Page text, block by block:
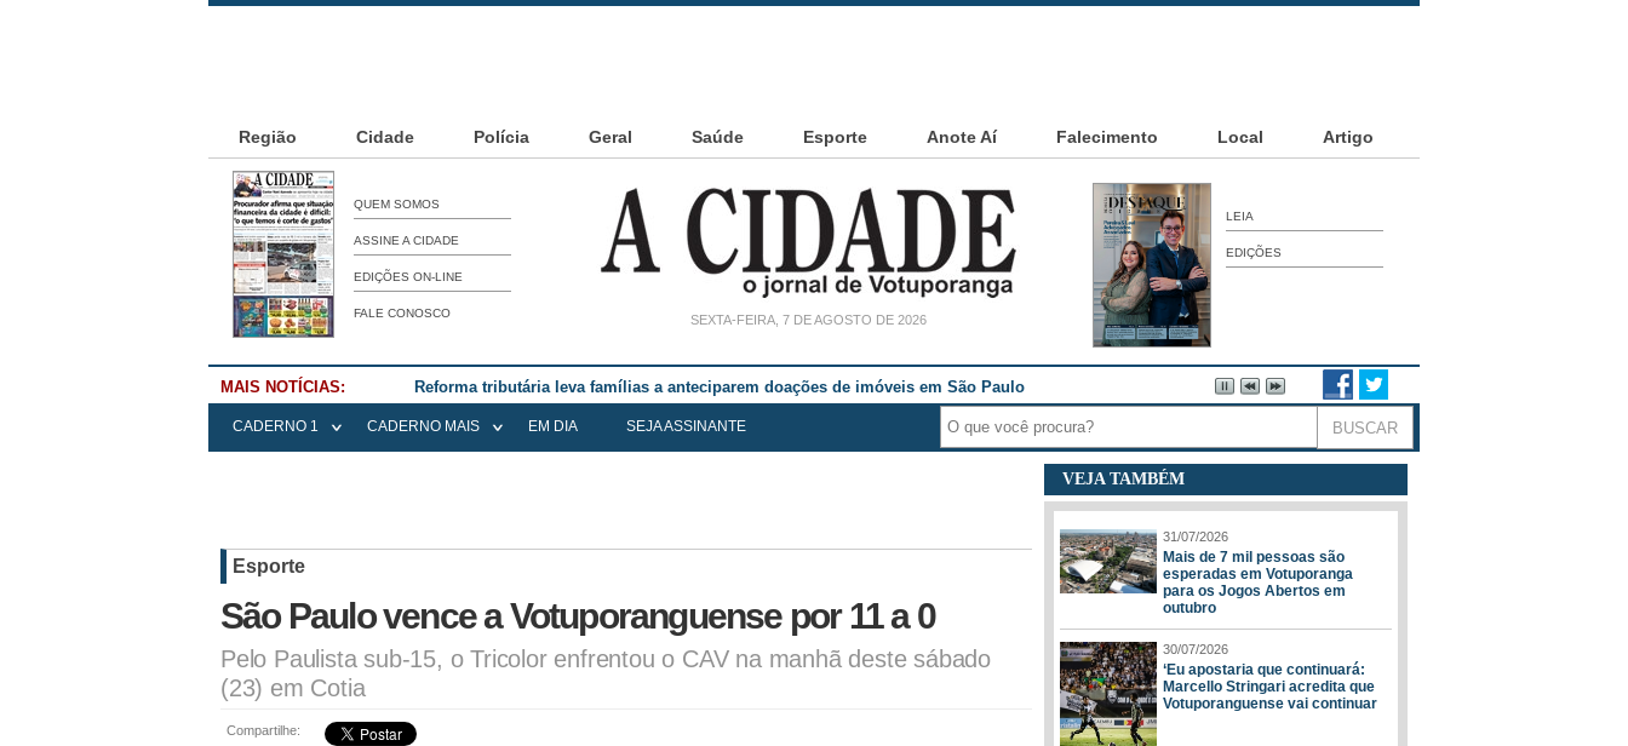
Região Cidade Polícia Geral Saúde Esporte Anote Aí Falecimento Local Artigo
QUEM SOMOS
ASSINE A CIDADE
EDIÇÕES ON-LINE
FALE CONOSCO SEXTA-FEIRA, 7 DE AGOSTO DE 2026
LEIA
EDIÇÕES
MAIS NOTÍCIAS: Reforma tributária leva famílias a anteciparem doações de imóveis em São Paulo
CADERNO 1 CADERNO MAIS EM DIA SEJA ASSINANTE
Esporte
São Paulo vence a Votuporanguense por 11 a 0
Pelo Paulista sub-15, o Tricolor enfrentou o CAV na manhã deste sábado
(23) em Cotia
Compartilhe:
VEJA TAMBÉM
31/07/2026
Mais de 7 mil pessoas são
esperadas em Votuporanga
para os Jogos Abertos em
outubro
30/07/2026
‘Eu apostaria que continuará:
Marcello Stringari acredita que
Votuporanguense vai continuar